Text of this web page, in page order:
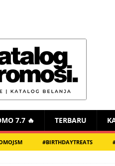
7.7 🔥 TERBARU
#BIRTHDAYTREATS